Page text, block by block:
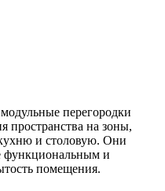
перегородки
пространства на зоны,
и столовую. Они
функциональным и
помещения.